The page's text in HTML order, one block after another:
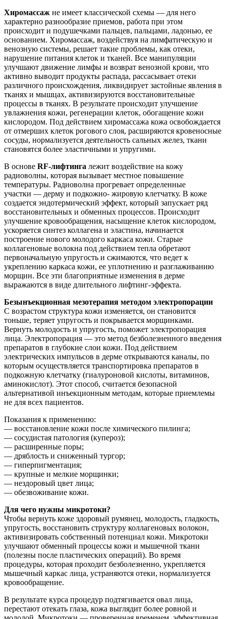
Хиромассаж не имеет классической схемы — для него
характерно разнообразие приемов, работа при этом
происходит и подушечками пальцев, пальцами, ладонью, ее
основанием. Хиромассаж, воздействуя на лимфатическую и
венозную системы, решает такие проблемы, как отеки,
нарушение питания клеток и тканей. Все манипуляции
улучшают движение лимфы и возврат венозной крови, что
активно выводит продукты распада, рассасывает отеки
различного происхождения, ликвидирует застойные явления в
тканях и мышцах, активизируются восстановительные
процессы в тканях. В результате происходит улучшение
увлажнения кожи, регенерации клеток, обогащение кожи
кислородом. Под действием хиромассажа кожа освобождается
от отмерших клеток рогового слоя, расширяются кровеносные
сосуды, нормализуется деятельность сальных желез, ткани
становятся более эластичными и упругими.
В основе RF-лифтинга лежит воздействие на кожу
радиоволны, которая вызывает местное повышение
температуры. Радиоволна прогревает определенные
участки — дерму и подкожно- жировую клетчатку. В коже
создается эндотермический эффект, который запускает ряд
восстановительных и обменных процессов. Происходит
улучшение кровообращения, насыщение клеток кислородом,
ускоряется синтез коллагена и эластина, начинается
построение нового молодого каркаса кожи. Старые
коллагеновые волокна под действием тепла обретают
первоначальную упругость и сжимаются, что ведет к
укреплению каркаса кожи, ее уплотнению и разглаживанию
морщин. Все эти благоприятные изменения в дерме
выражаются в виде длительного лифтинг-эффекта.
Безынъекционная мезотерапия методом электропорации
С возрастом структура кожи изменяется, он становится
тоньше, теряет упругость и покрывается морщинками.
Вернуть молодость и упругость, поможет электропорация
лица. Электропорация — это метод безболезненного введения
препаратов в глубокие слои кожи. Под действием
электрических импульсов в дерме открываются каналы, по
которым осуществляется транспортировка препаратов в
подкожную клетчатку (гиалуроновой кислоты, витаминов,
аминокислот). Этот способ, считается безопасной
альтернативой инъекционным методам, которые приемлемы
не для всех пациентов.
Показания к применению:
— восстановление кожи после химического пилинга;
— сосудистая патология (купероз);
— расширенные поры;
— дряблость и сниженный тургор;
— гиперпигментация;
— крупные и мелкие морщинки;
— нездоровый цвет лица;
— обезвоживание кожи.
Для чего нужны микротоки?
Чтобы вернуть коже здоровый румянец, молодость, гладкость,
упругость, восстановить структуру коллагеновых волокон,
активизировать собственный потенциал кожи. Микротоки
улучшают обменный процессы кожи и мышечной ткани
(полезны после пластических операций). Во время
процедуры, которая проходит безболезненно, укрепляется
мышечный каркас лица, устраняются отеки, нормализуется
кровообращение.
В результате курса процедур подтягивается овал лица,
перестают отекать глаза, кожа выглядит более ровной и